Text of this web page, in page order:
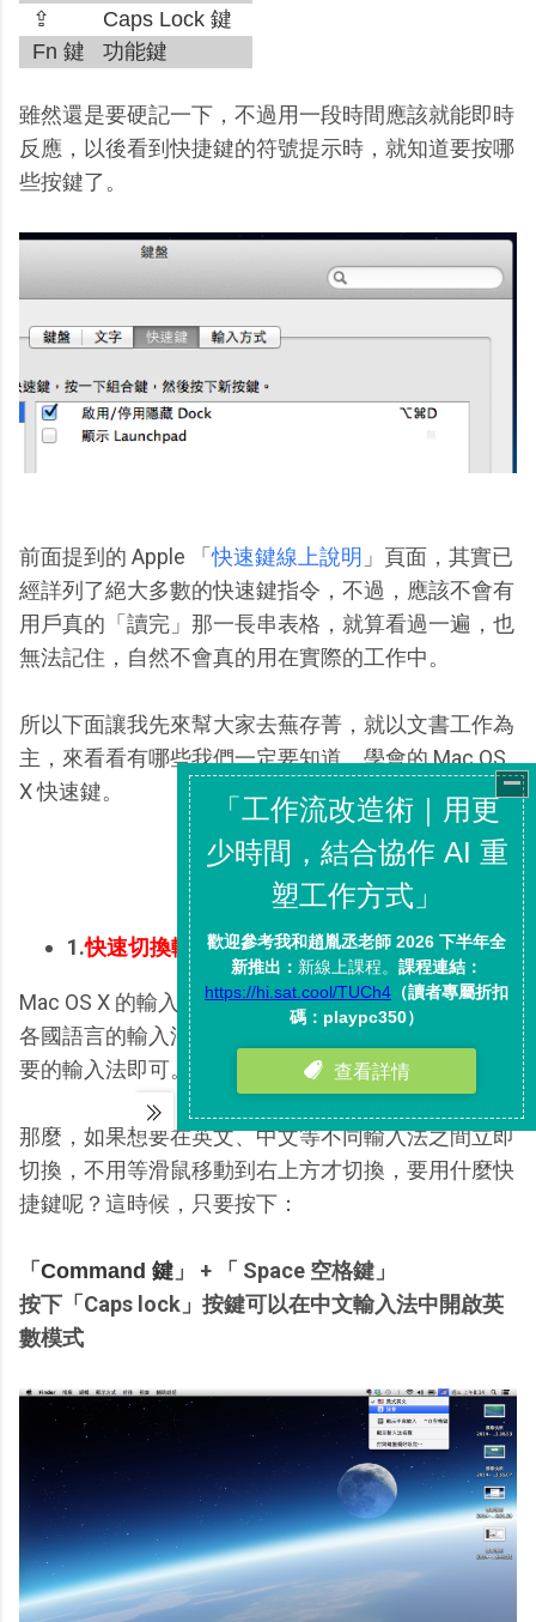
⇪
Caps Lock 鍵
Fn 鍵
功能鍵
雖然還是要硬記一下，不過用一段時間應該就能即時
反應，以後看到快捷鍵的符號提示時，就知道要按哪
些按鍵了。
前面提到的 Apple 「快速鍵線上說明 」頁面，其實已
經詳列了絕大多數的快速鍵指令，不過，應該不會有
用戶真的「讀完」那一長串表格，就算看過一遍，也
無法記住，自然不會真的用在實際的工作中。
所以下面讓我先來幫大家去蕪存菁，就以文書工作為
主，來看看有哪些我們一定要知道、學會的 Mac OS
X 快速鍵。
1.快速切換輸入法
Mac OS X 的輸入法提示出現在右上方，已經內建了
各國語言的輸入法，只要在第一次啟動時安裝自己需
要的輸入法即可。
那麼，如果想要在英文、中文等不同輸入法之間立即
切換，不用等滑鼠移動到右上方才切換，要用什麼快
捷鍵呢？這時候，只要按下：
「 Command 鍵 」 + 「 Space 空格鍵」
按下「Caps lock」按鍵可以在中文輸入法中開啟英
數模式